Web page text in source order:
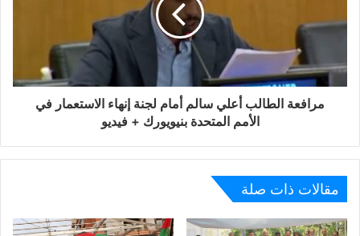
مرافعة الطالب أعلي سالم أمام لجنة إنهاء الاستعمار في
الأمم المتحدة بنيويورك + فيديو
مقالات ذات صلة